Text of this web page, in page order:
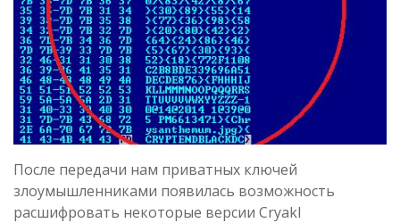
После передачи нам приватных ключей
злоумышленниками появилась возможность
расшифровать некоторые версии Cryakl